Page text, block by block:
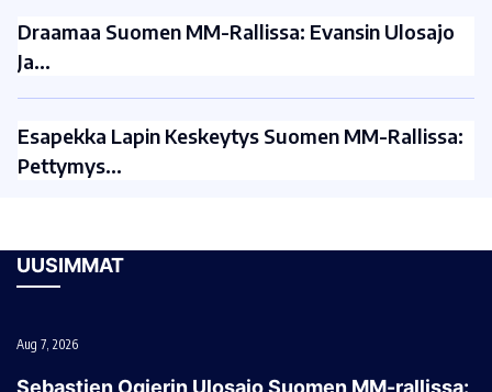
Draamaa Suomen MM-Rallissa: Evansin Ulosajo
Ja…
Esapekka Lapin Keskeytys Suomen MM-Rallissa:
Pettymys…
UUSIMMAT
Aug 7, 2026
Sebastien Ogierin Ulosajo Suomen MM-rallissa: